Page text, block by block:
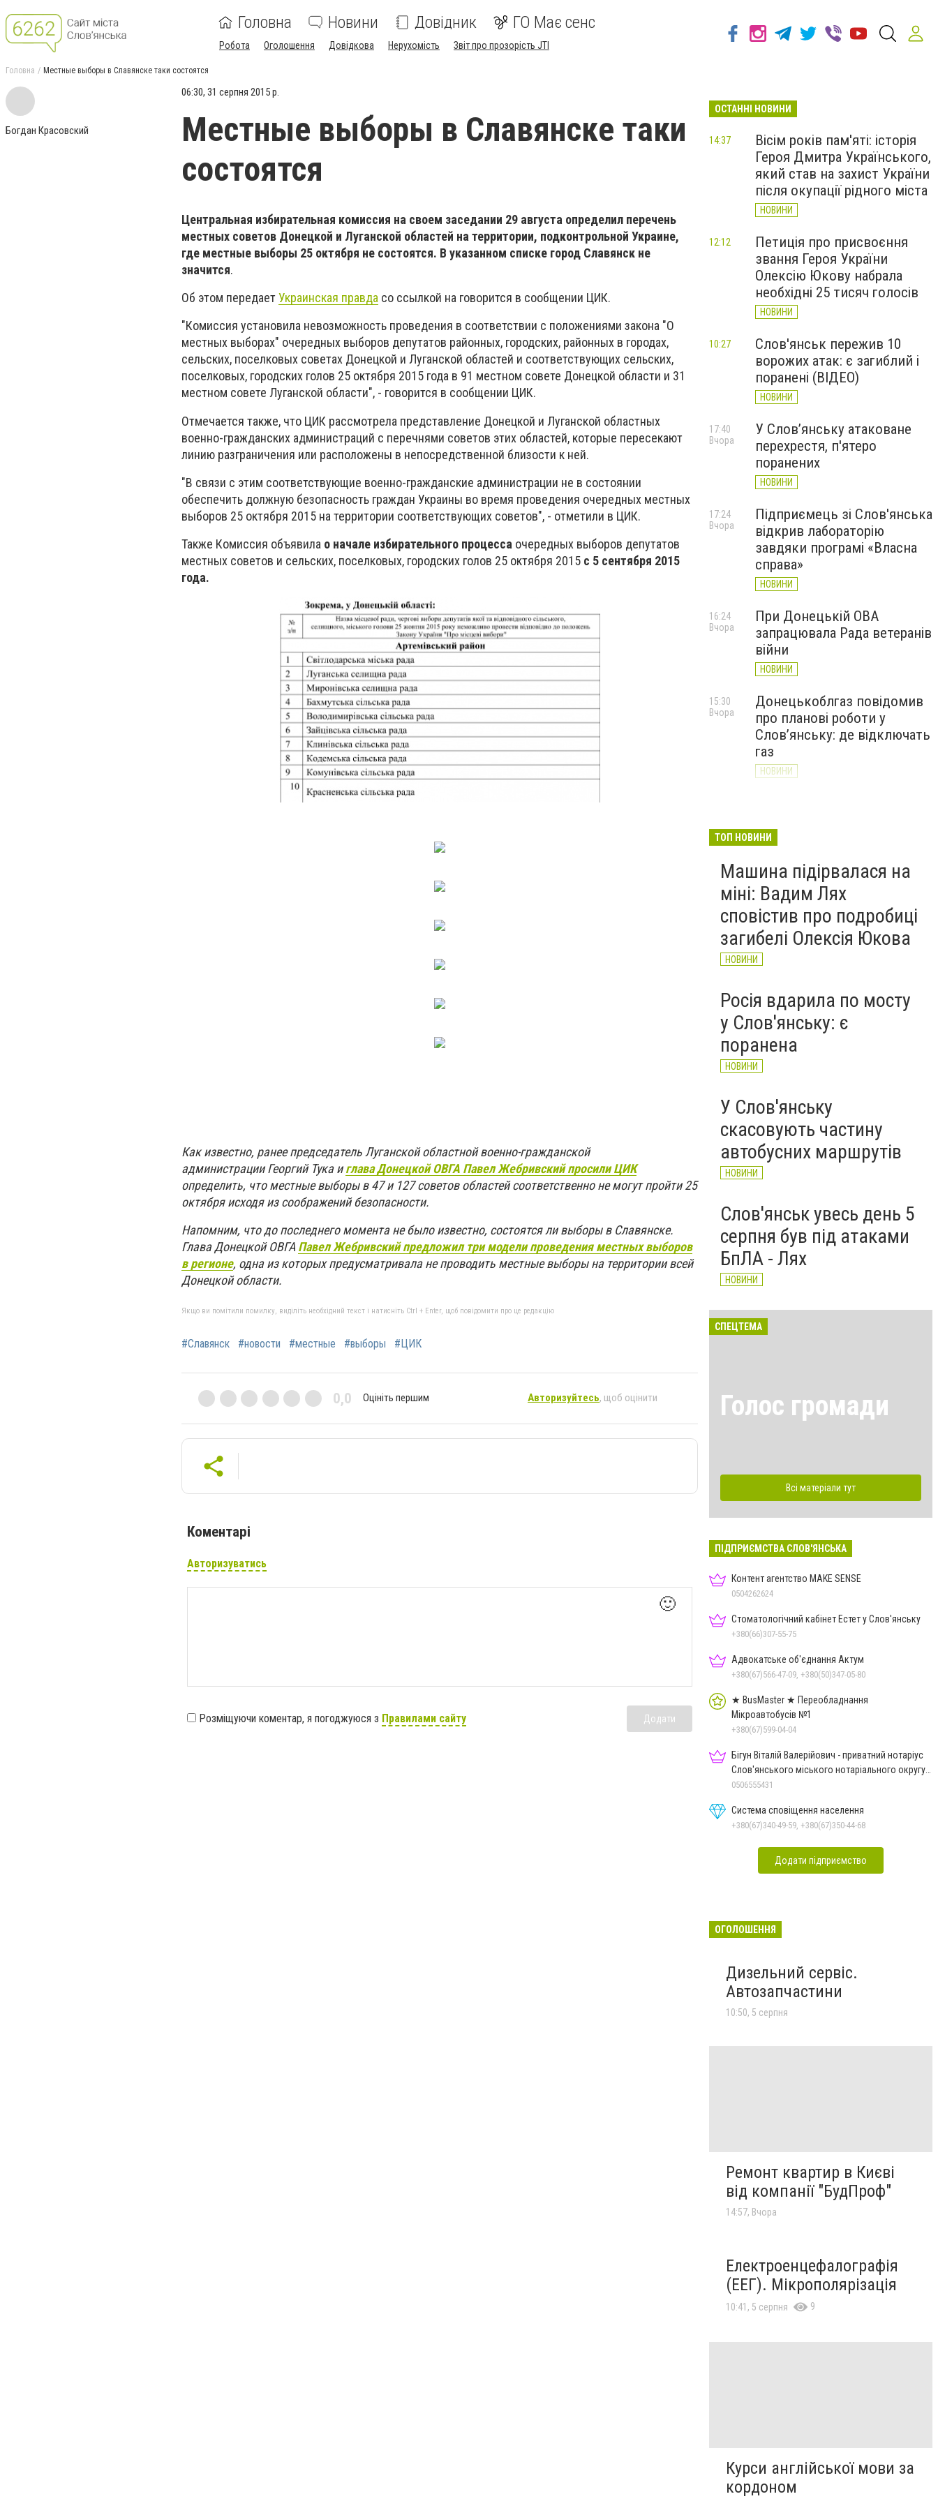
Головна Новини Довідник ГО Має сенс
Робота Оголошення Довідкова Нерухомість Звіт про прозорість JTI
Головна Местные выборы в Славянске таки состоятся
Богдан Красовский
06:30, 31 серпня 2015 р.
Местные выборы в Славянске таки
состоятся
Центральная избирательная комиссия на своем заседании 29 августа определил перечень
местных советов Донецкой и Луганской областей на территории, подконтрольной Украине,
где местные выборы 25 октября не состоятся. В указанном списке город Славянск не
значится.
Об этом передаетУкраинская правда со ссылкой на говорится в сообщении ЦИК.
"Комиссия установила невозможность проведения в соответствии с положениями закона "О
местных выборах" очередных выборов депутатов районных, городских, районных в городах,
сельских, поселковых советах Донецкой и Луганской областей и соответствующих сельских,
поселковых, городских голов 25 октября 2015 года в 91 местном совете Донецкой области и 31
местном совете Луганской области", - говорится в сообщении ЦИК.
Отмечается также, что ЦИК рассмотрела представление Донецкой и Луганской областных
военно-гражданских администраций с перечнями советов этих областей, которые пересекают
линию разграничения или расположены в непосредственной близости к ней.
"В связи с этим соответствующие военно-гражданские администрации не в состоянии
обеспечить должную безопасность граждан Украины во время проведения очередных местных
выборов 25 октября 2015 на территории соответствующих советов", - отметили в ЦИК.
Также Комиссия объявила о начале избирательного процесса очередных выборов депутатов
местных советов и сельских, поселковых, городских голов 25 октября 2015 с 5 сентября 2015
года.
Как известно, ранее председатель Луганской областной военно-гражданской
администрации Георгий Тука иглава Донецкой ОВГА Павел Жебривский просили ЦИК
определить, что местные выборы в 47 и 127 советов областей соответственно не могут пройти 25
октября исходя из соображений безопасности.
Напомним, что до последнего момента не было известно, состоятся ли выборы в Славянске.
Глава Донецкой ОВГА Павел Жебривский предложил три модели проведения местных выборов
в регионе, одна из которых предусматривала не проводить местные выборы на территории всей
Донецкой области.
Якщо ви помітили помилку, виділіть необхідний текст і натисніть Ctrl + Enter, щоб повідомити про це редакцію
#Славянск #новости #местные #выборы #ЦИК
0,0 Оцініть першим Авторизуйтесь, щоб оцінити
Коментарі
Авторизуватись
🙂
Розміщуючи коментар, я погоджуюся з Правилами сайту Додати
ОСТАННІ НОВИНИ
Вісім років пам'яті: історія
Героя Дмитра Українського,
який став на захист України
після окупації рідного міста
НОВИНИ
14:37
Петиція про присвоєння
звання Героя України
Олексію Юкову набрала
необхідні 25 тисяч голосів
НОВИНИ
12:12
Слов'янськ пережив 10
ворожих атак: є загиблий і
поранені (ВІДЕО)
НОВИНИ
10:27
У Слов’янську атаковане
перехрестя, п'ятеро
поранених
НОВИНИ
17:40
Вчора
Підприємець зі Слов'янська
відкрив лабораторію
завдяки програмі «Власна
справа»
НОВИНИ
17:24
Вчора
При Донецькій ОВА
запрацювала Рада ветеранів
війни
НОВИНИ
16:24
Вчора
Донецькоблгаз повідомив
про планові роботи у
Слов’янську: де відключать
газ
НОВИНИ
15:30
Вчора
долучилися до відбудови
НОВИНИ
ТОП НОВИНИ
Машина підірвалася на
міні: Вадим Лях
сповістив про подробиці
загибелі Олексія Юкова
НОВИНИ
Росія вдарила по мосту
у Слов'янську: є
поранена
НОВИНИ
У Слов'янську
скасовують частину
автобусних маршрутів
НОВИНИ
Слов'янськ увесь день 5
серпня був під атаками
БпЛА - Лях
НОВИНИ
СПЕЦТЕМА
Голос громади
Всі матеріали тут
ПІДПРИЄМСТВА СЛОВ'ЯНСЬКА
Контент агентство MAKE SENSE
0504262624
Стоматологічний кабінет Естет у Слов'янську
+380(66)307-55-75
Адвокатське об'єднання Актум
+380(67)566-47-09, +380(50)347-05-80
★ BusMaster ★ Переобладнання
Мікроавтобусів №1
+380(67)599-04-04
Бігун Віталій Валерійович - приватний нотаріус
Слов'янського міського нотаріального округу
Дон.обл.
0506555431
Система сповіщення населення
+380(67)340-49-59, +380(67)350-44-68
Додати підприємство
ОГОЛОШЕННЯ
Дизельний сервіс.
Автозапчастини
10:50, 5 серпня
Ремонт квартир в Києві
від компанії "БудПроф"
14:57, Вчора
Електроенцефалографія
(ЕЕГ). Мікрополярізація
10:41, 5 серпня 9
Курси англійської мови за
кордоном